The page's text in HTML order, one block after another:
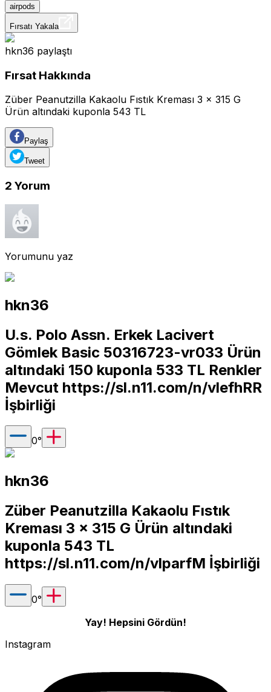
airpods
Fırsatı Yakala
hkn36 paylaştı
Fırsat Hakkında
Züber Peanutzilla Kakaolu Fıstık Kreması 3 x 315 G
Ürün altındaki kuponla 543 TL
Paylaş
Tweet
2 Yorum
Yorumunu yaz
hkn36
U.s. Polo Assn. Erkek Lacivert
Gömlek Basic 50316723-vr033 Ürün
altındaki 150 kuponla 533 TL Renkler
Mevcut https://sl.n11.com/n/vlefhRR
İşbirliği
0°
hkn36
Züber Peanutzilla Kakaolu Fıstık
Kreması 3 x 315 G Ürün altındaki
kuponla 543 TL
https://sl.n11.com/n/vlparfM İşbirliği
0°
Yay! Hepsini Gördün!
Instagram